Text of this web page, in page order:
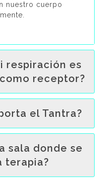
nuestro cuerpo
respiración es
receptor?
el Tantra?
sala donde se
terapia?